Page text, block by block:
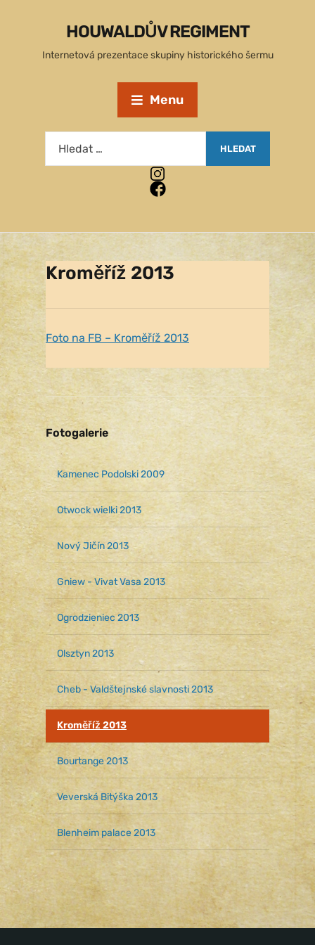
HOUWALDŮV REGIMENT
Internetová prezentace skupiny historického šermu
Menu
Kroměříž 2013
Foto na FB – Kroměříž 2013
Fotogalerie
Kamenec Podolski 2009
Otwock wielki 2013
Nový Jičín 2013
Gniew - Vivat Vasa 2013
Ogrodzieniec 2013
Olsztyn 2013
Cheb - Valdštejnské slavnosti 2013
Kroměříž 2013
Bourtange 2013
Veverská Bitýška 2013
Blenheim palace 2013